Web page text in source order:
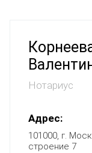
Нотариус
Адрес:
101000, г.
строение 7